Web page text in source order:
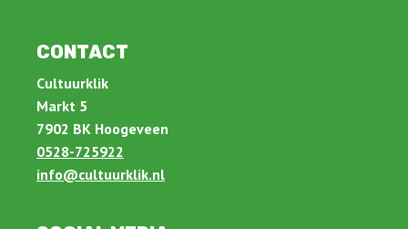
CONTACT
Cultuurklik
Markt 5
7902 BK Hoogeveen
0528-725922
info@cultuurklik.nl